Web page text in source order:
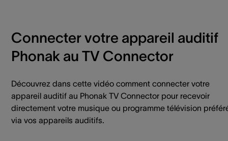
Connecter votre appareil auditif
Phonak au TV Connector
Découvrez dans cette vidéo comment connecter votre
appareil auditif au Phonak TV Connector pour recevoir
directement votre musique ou programme télévision
via vos appareils auditifs.